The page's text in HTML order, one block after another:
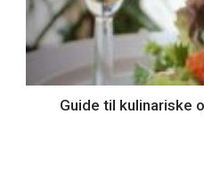
Guide til kulinariske